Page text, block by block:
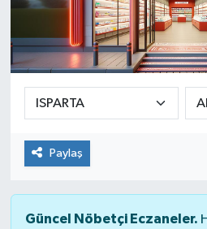
Paylaş
Güncel Nöbetçi Eczaneler.